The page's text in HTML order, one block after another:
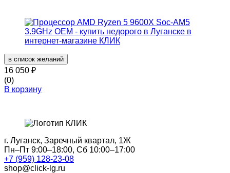
в список желаний
16 050 ₽
(0)
В корзину
г. Луганск, Заречный квартал, 1Ж
Пн–Пт 9:00–18:00, Сб 10:00–17:00
+7 (959) 128-23-08
shop@click-lg.ru